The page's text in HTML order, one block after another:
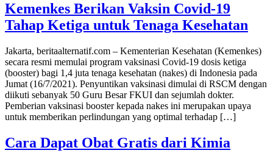
Kemenkes Berikan Vaksin Covid-19
Tahap Ketiga untuk Tenaga Kesehatan
Jakarta, beritaalternatif.com – Kementerian Kesehatan (Kemenkes)
secara resmi memulai program vaksinasi Covid-19 dosis ketiga
(booster) bagi 1,4 juta tenaga kesehatan (nakes) di Indonesia pada
Jumat (16/7/2021). Penyuntikan vaksinasi dimulai di RSCM dengan
diikuti sebanyak 50 Guru Besar FKUI dan sejumlah dokter.
Pemberian vaksinasi booster kepada nakes ini merupakan upaya
untuk memberikan perlindungan yang optimal terhadap […]
Cara Dapat Obat Gratis dari Kimia